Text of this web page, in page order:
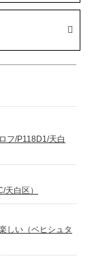
フ/P118D1/天白
白区）
しい（ベヒシュタ